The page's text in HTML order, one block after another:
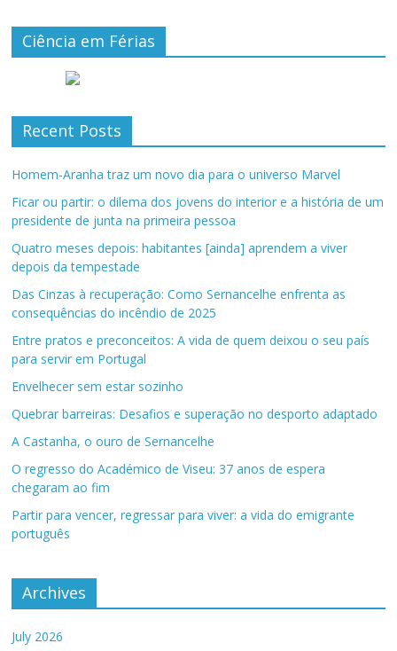
Ciência em Férias
Recent Posts
Homem-Aranha traz um novo dia para o universo Marvel
Ficar ou partir: o dilema dos jovens do interior e a história de um
presidente de junta na primeira pessoa
Quatro meses depois: habitantes [ainda] aprendem a viver
depois da tempestade
Das Cinzas à recuperação: Como Sernancelhe enfrenta as
consequências do incêndio de 2025
Entre pratos e preconceitos: A vida de quem deixou o seu país
para servir em Portugal
Envelhecer sem estar sozinho
Quebrar barreiras: Desafios e superação no desporto adaptado
A Castanha, o ouro de Sernancelhe
O regresso do Académico de Viseu: 37 anos de espera
chegaram ao fim
Partir para vencer, regressar para viver: a vida do emigrante
português
Archives
July 2026